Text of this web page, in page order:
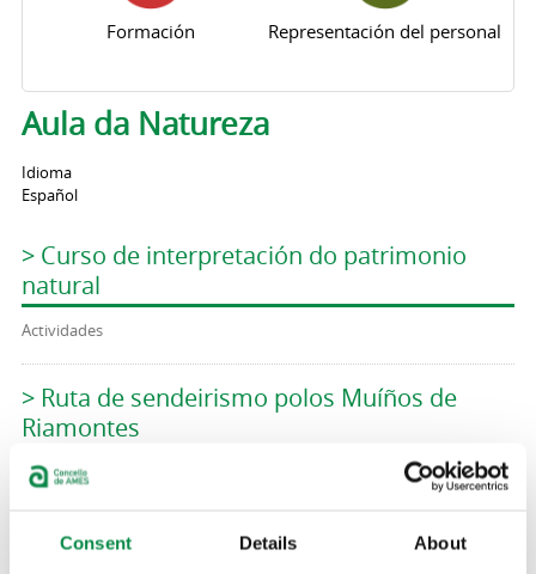
Consent Details About
Formación Representación del personal
Aula da Natureza
Idioma
Español
> Curso de interpretación do patrimonio
natural
Actividades
> Ruta de sendeirismo polos Muíños de
Riamontes
Actividades
> Obradoiro de cestería da Aula da Natureza